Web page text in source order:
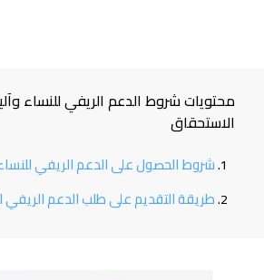
محتويات شروط الدعم الريفي للنساء
الاستحقاق
شروط الحصول على الدعم الريفي
طريقة التقديم على طلب الدعم الريفي